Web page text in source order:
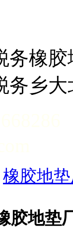
税
务乡
橡胶地
胶地垫